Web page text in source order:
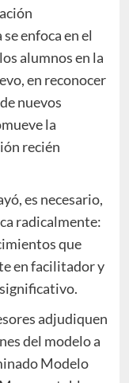
enfoca en el
alumnos en la
en reconocer
nuevos
la
recién
es necesario,
radicalmente:
que
en facilitador y
adjudiquen
del modelo a
Modelo